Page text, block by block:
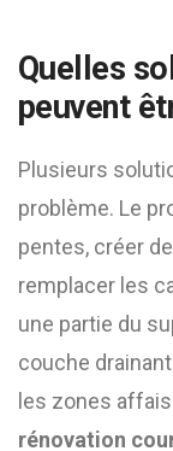
Quelles
peuvent
Plusieurs
problème. Le
pentes, créer
remplacer les
une partie du
couche
les zones
rénovation